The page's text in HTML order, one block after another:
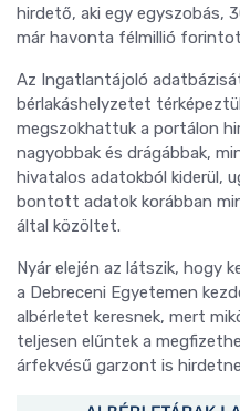
hirdető, aki egy egyszobás,
már havonta félmillió
Az Ingatlantájoló
bérlakáshelyzetet
megszokhattuk a portálon
nagyobbak és drágábbak,
hivatalos adatokból kiderül,
bontott adatok korábban
által közöltet.
Nyár elején az látszik, hogy
a Debreceni Egyetemen
albérletet keresnek, mert
teljesen elűntek a
árfekvésű garzont is